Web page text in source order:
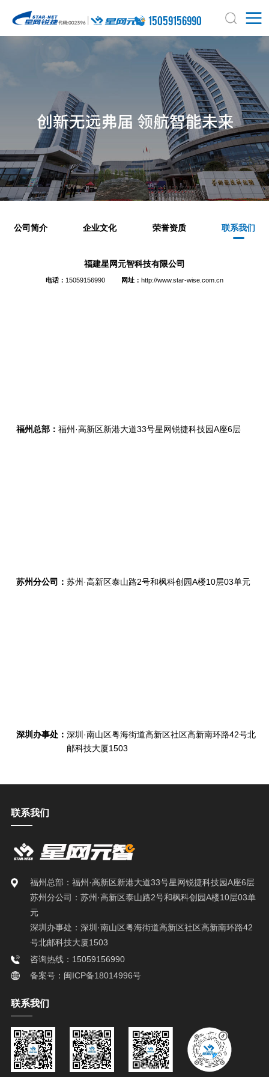
15059156990
公司简介 企业文化 荣誉资质 联系我们
福建星网元智科技有限公司
电话： 15059156990 网址： http://www.star-wise.com.cn
福州总部： 福州·高新区新港大道33号星网锐捷科技园A座6层
苏州分公司： 苏州·高新区泰山路2号和枫科创园A楼10层03单元
深圳办事处： 深圳·南山区粤海街道高新区社区高新南环路42号北
邮科技大厦1503
联系我们
福州总部：福州·高新区新港大道33号星网锐捷科技园A座6层
苏州分公司：苏州·高新区泰山路2号和枫科创园A楼10层03单
元
深圳办事处：深圳·南山区粤海街道高新区社区高新南环路42
号北邮科技大厦1503
咨询热线：15059156990
备案号：闽ICP备18014996号
联系我们